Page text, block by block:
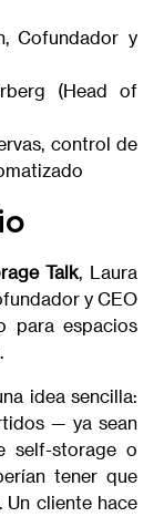
Cofundador y
(Head of
control de
Talk, Laura
y CEO
para espacios
idea sencilla:
— ya sean
self-storage o
tener que
Un cliente hace